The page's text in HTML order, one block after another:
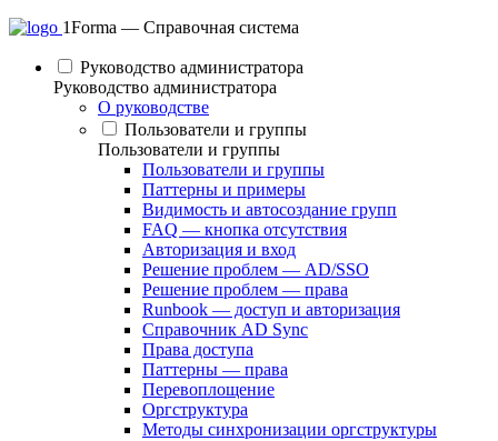
1Forma — Справочная система
Руководство администратора
Руководство администратора
О руководстве
Пользователи и группы
Пользователи и группы
Пользователи и группы
Паттерны и примеры
Видимость и автосоздание групп
FAQ — кнопка отсутствия
Авторизация и вход
Решение проблем — AD/SSO
Решение проблем — права
Runbook — доступ и авторизация
Справочник AD Sync
Права доступа
Паттерны — права
Перевоплощение
Оргструктура
Методы синхронизации оргструктуры